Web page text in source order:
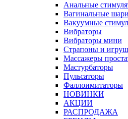
Анальные
Вагинальные
Вакуумные
Вибраторы
Вибраторы мини
Страпоны и
Массажеры
Мастурбаторы
Пульсаторы
Фаллоимитаторы
НОВИНКИ
АКЦИИ
РАСПРОДАЖА